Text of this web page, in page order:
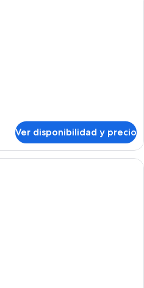
Ver disponibilidad y precio
Habitación de hotel con cama,